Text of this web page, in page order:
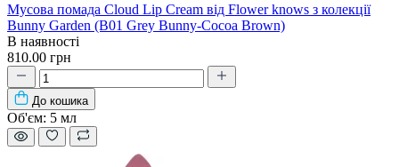
Мусова помада Cloud Lip Cream від Flower knows з колекції
Bunny Garden (B01 Grey Bunny-Cocoa Brown)
В наявності
810.00 грн
До кошика
Об'єм: 5 мл